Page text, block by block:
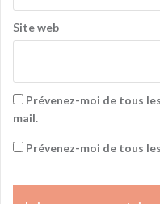
Site web
Prévenez-moi de tous
mail.
Prévenez-moi de tous